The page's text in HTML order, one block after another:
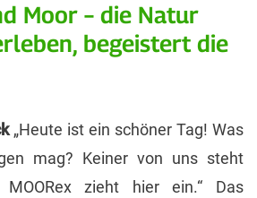
Moor – die Natur
begeistert die
„Heute ist ein schöner Tag! Was
mag? Keiner von uns steht
zieht hier ein.“ Das